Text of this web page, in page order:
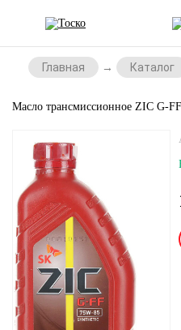
Главная Каталог
Масло трансмиссионное ZIC G-